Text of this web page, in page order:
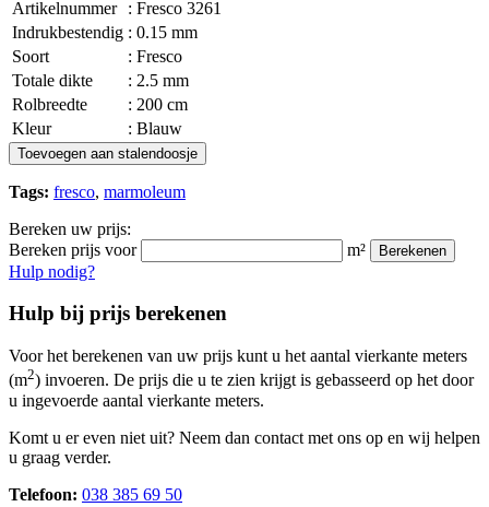
Artikelnummer
: Fresco 3261
Indrukbestendig : 0.15 mm
Soort
: Fresco
Totale dikte
: 2.5 mm
Rolbreedte
: 200 cm
Kleur
: Blauw
Toevoegen aan stalendoosje
Tags: fresco, marmoleum
Bereken uw prijs:
Bereken prijs voor
m² Berekenen
Hulp nodig?
Hulp bij prijs berekenen
Voor het berekenen van uw prijs kunt u het aantal vierkante meters
(m2) invoeren. De prijs die u te zien krijgt is gebasseerd op het door
u ingevoerde aantal vierkante meters.
Komt u er even niet uit? Neem dan contact met ons op en wij helpen
u graag verder.
Telefoon: 038 385 69 50